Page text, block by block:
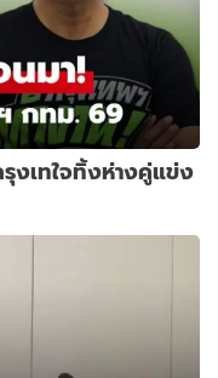
งเทใจทิ้งห่างคู่แข่ง